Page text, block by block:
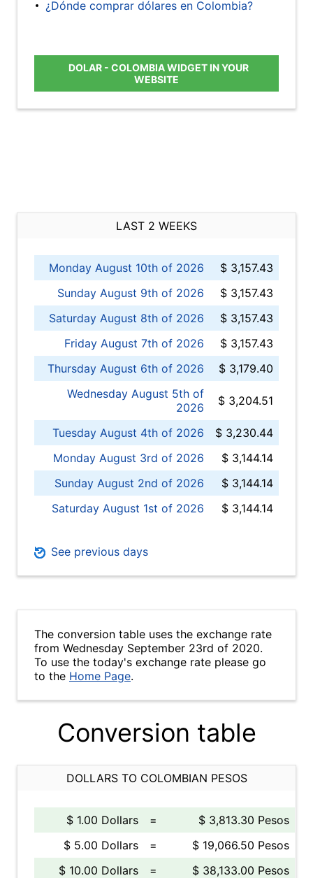
¿Dónde comprar dólares en Colombia?
DOLAR - COLOMBIA WIDGET IN YOUR
WEBSITE
LAST 2 WEEKS
Monday August 10th of 2026
$ 3,157.43
Sunday August 9th of 2026
$ 3,157.43
Saturday August 8th of 2026
$ 3,157.43
Friday August 7th of 2026
$ 3,157.43
Thursday August 6th of 2026
$ 3,179.40
Wednesday August 5th of
2026
$ 3,204.51
Tuesday August 4th of 2026
$ 3,230.44
Monday August 3rd of 2026
$ 3,144.14
Sunday August 2nd of 2026
$ 3,144.14
Saturday August 1st of 2026
$ 3,144.14
See previous days
The conversion table uses the exchange rate
from Wednesday September 23rd of 2020.
To use the today's exchange rate please go
to the Home Page.
Conversion table
DOLLARS TO COLOMBIAN PESOS
$ 1.00 Dollars =
$ 3,813.30 Pesos
$ 5.00 Dollars
=
$ 19,066.50 Pesos
$ 10.00 Dollars
=
$ 38,133.00 Pesos